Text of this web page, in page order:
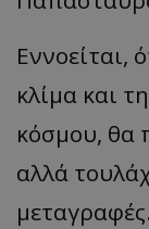
Εννοείται,
κλίμα και
κόσμου, θα
αλλά
μεταγραφές.